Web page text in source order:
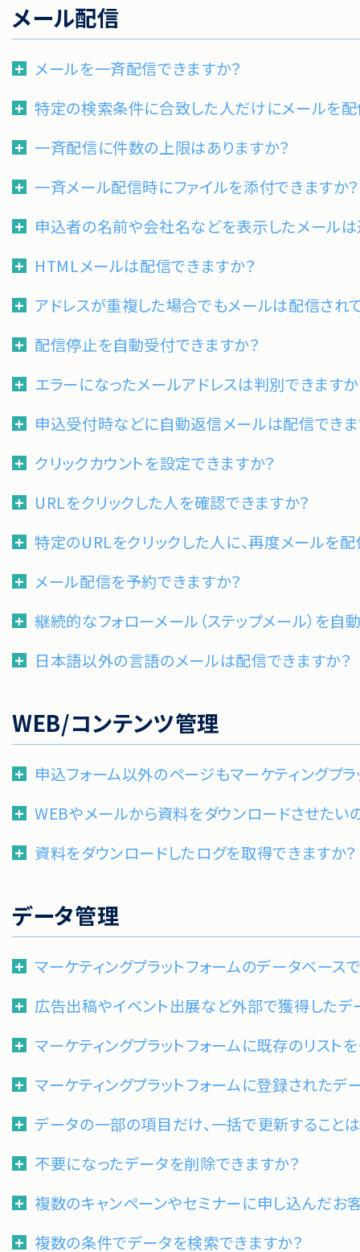
メール配信
メールを一斉配信できますか？
特定の検索条件に合致した人だけにメールを配
一斉配信に件数の上限はありますか？
一斉メール配信時にファイルを添付できますか？
申込者の名前や会社名などを表示したメールは
HTMLメールは配信できますか？
アドレスが重複した場合でもメールは配信され
配信停止を自動受付できますか？
エラーになったメールアドレスは判別できますか
申込受付時などに自動返信メールは配信できま
クリックカウントを設定できますか？
URLをクリックした人を確認できますか？
特定のURLをクリックした人に、再度メールを
メール配信を予約できますか？
継続的なフォローメール（ステップメール）を自
日本語以外の言語のメールは配信できますか？
WEB/コンテンツ管理
申込フォーム以外のページもマーケティングプ
WEBやメールから資料をダウンロードさせたい
資料をダウンロードしたログを取得できますか？
データ管理
マーケティングプラットフォームのデータベー
広告出稿やイベント出展など外部で獲得したデ
マーケティングプラットフォームに既存のリス
マーケティングプラットフォームに登録されたデ
データの一部の項目だけ、一括で更新すること
不要になったデータを削除できますか？
複数のキャンペーンやセミナーに申し込んだお
複数の条件でデータを検索できますか？